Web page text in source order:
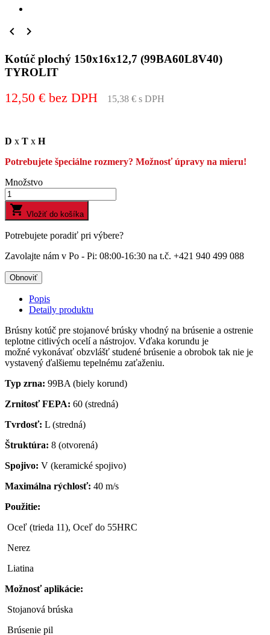
 
Kotúč plochý 150x16x12,7 (99BA60L8V40)
TYROLIT
12,50 € bez DPH 15,38 € s DPH
D x T x H
Potrebujete špeciálne rozmery? Možnosť úpravy na mieru!
Množstvo
 Vložiť do košíka
Potrebujete poradiť pri výbere?
Zavolajte nám v Po - Pi: 08:00-16:30 na t.č. +421 940 499 088
Popis
Detaily produktu
Brúsny kotúč pre stojanové brúsky vhodný na brúsenie a ostrenie
teplotne citlivých ocelí a nástrojov. Vďaka korundu je
možné vykonávať obzvlášť studené brúsenie a obrobok tak nie je
vystavený ďalšiemu tepelnému zaťaženiu.
Typ zrna: 99BA (biely korund)
Zrnitosť FEPA: 60 (stredná)
Tvrdosť: L (stredná)
Štruktúra: 8 (otvorená)
Spojivo: V (keramické spojivo)
Maximálna rýchlosť: 40 m/s
Použitie:
Oceľ (trieda 11), Oceľ do 55HRC
Nerez
Liatina
Možnosť aplikácie:
Stojanová brúska
Brúsenie pil